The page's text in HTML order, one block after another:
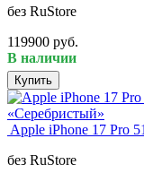
без RuStore
119900 руб.
В наличии
Купить
Apple iPhone 17 Pro
без RuStore